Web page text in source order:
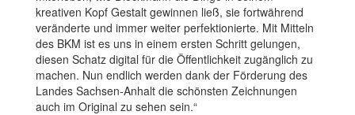
kreativen Kopf Gestalt gewinnen ließ, sie fortwährend
veränderte und immer weiter perfektionierte. Mit Mitteln
des BKM ist es uns in einem ersten Schritt gelungen,
diesen Schatz digital für die Öffentlichkeit zugänglich zu
machen. Nun endlich werden dank der Förderung des
Landes Sachsen-Anhalt die schönsten Zeichnungen
auch im Original zu sehen sein.“